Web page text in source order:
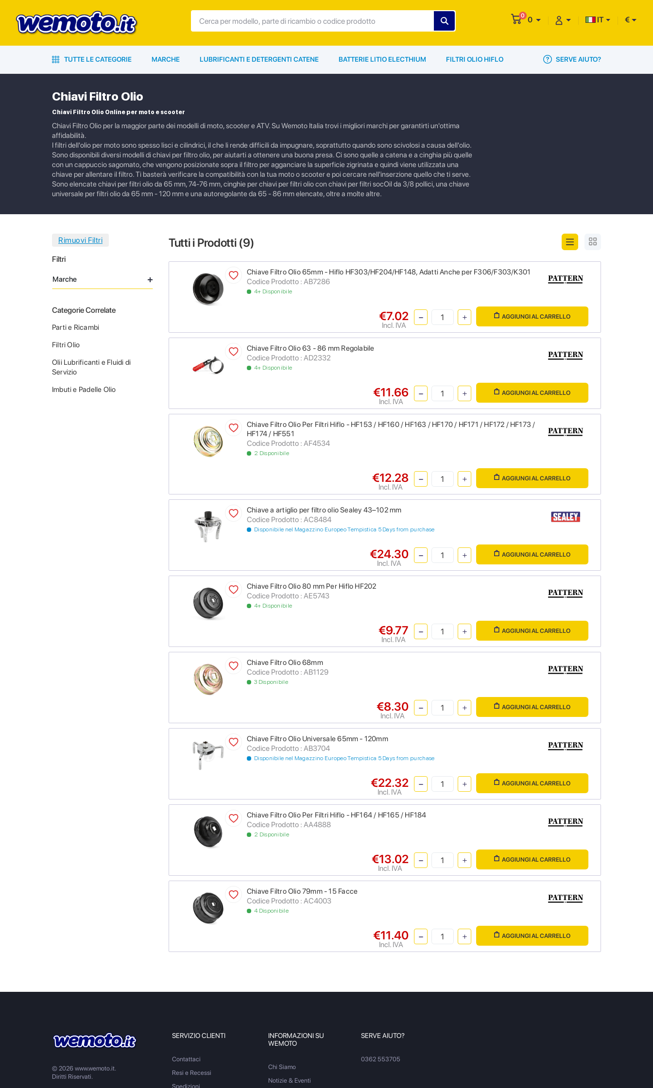
0 0 IT €
TUTTE LE CATEGORIE MARCHE LUBRIFICANTI E DETERGENTI CATENE BATTERIE LITIO ELECTHIUM FILTRI OLIO HIFLO SERVE AIUTO?
Chiavi Filtro Olio
Chiavi Filtro Olio Online per moto e scooter
Chiavi Filtro Olio per la maggior parte dei modelli di moto, scooter e ATV. Su Wemoto Italia trovi i migliori marchi per garantirti un'ottima
affidabilità.
I filtri dell'olio per moto sono spesso lisci e cilindrici, il che li rende difficili da impugnare, soprattutto quando sono scivolosi a causa dell'olio.
Sono disponibili diversi modelli di chiavi per filtro olio, per aiutarti a ottenere una buona presa. Ci sono quelle a catena e a cinghia più quelle
con un cappuccio sagomato, che vengono posizionate sopra il filtro per agganciare la superficie zigrinata e quindi viene utilizzata una
chiave per allentare il filtro. Ti basterà verificare la compatibilità con la tua moto o scooter e poi cercare nell'inserzione quello che ti serve.
Sono elencate chiavi per filtri olio da 65 mm, 74-76 mm, cinghie per chiavi per filtri olio con chiavi per filtri socOil da 3/8 pollici, una chiave
universale per filtri olio da 65 mm - 120 mm e una autoregolante da 65 - 86 mm elencate, oltre a molte altre.
Filtri
Marche
Categorie Correlate
Parti e Ricambi
Filtri Olio
Olii Lubrificanti e Fluidi di
Servizio
Imbuti e Padelle Olio
Tutti i Prodotti (9)
Chiave Filtro Olio 65mm - Hiflo HF303/HF204/HF148, Adatti Anche per F306/F303/K301
Codice Prodotto : AB7286
4+ Disponibile
€7.02
Incl. IVA
AGGIUNGI AL CARRELLO
Chiave Filtro Olio 63 - 86 mm Regolabile
Codice Prodotto : AD2332
4+ Disponibile
€11.66
Incl. IVA
AGGIUNGI AL CARRELLO
Chiave Filtro Olio Per Filtri Hiflo - HF153 / HF160 / HF163 / HF170 / HF171 / HF172 / HF173 /
HF174 / HF551
Codice Prodotto : AF4534
2 Disponibile
€12.28
Incl. IVA
AGGIUNGI AL CARRELLO
Chiave a artiglio per filtro olio Sealey 43–102 mm
Codice Prodotto : AC8484
Disponibile nel Magazzino Europeo Tempistica 5 Days from purchase
€24.30
Incl. IVA
AGGIUNGI AL CARRELLO
Chiave Filtro Olio 80 mm Per Hiflo HF202
Codice Prodotto : AE5743
4+ Disponibile
€9.77
Incl. IVA
AGGIUNGI AL CARRELLO
Chiave Filtro Olio 68mm
Codice Prodotto : AB1129
3 Disponibile
€8.30
Incl. IVA
AGGIUNGI AL CARRELLO
Chiave Filtro Olio Universale 65mm - 120mm
Codice Prodotto : AB3704
Disponibile nel Magazzino Europeo Tempistica 5 Days from purchase
€22.32
Incl. IVA
AGGIUNGI AL CARRELLO
Chiave Filtro Olio Per Filtri Hiflo - HF164 / HF165 / HF184
Codice Prodotto : AA4888
2 Disponibile
€13.02
Incl. IVA
AGGIUNGI AL CARRELLO
Chiave Filtro Olio 79mm - 15 Facce
Codice Prodotto : AC4003
4 Disponibile
€11.40
Incl. IVA
AGGIUNGI AL CARRELLO
© 2026 www.wemoto.it.
Diritti Riservati.
SERVIZIO CLIENTI
Contattaci
Resi e Recessi
Spedizioni
INFORMAZIONI SU
WEMOTO
Chi Siamo
Notizie & Eventi
SERVE AIUTO?
0362 553705